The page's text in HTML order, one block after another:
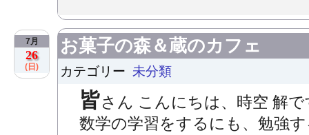
7月
26
(日)
お菓子の森＆蔵のカフェ
カテゴリー 未分類
皆さん こんにちは、時空 解
数学の学習をするにも、勉強